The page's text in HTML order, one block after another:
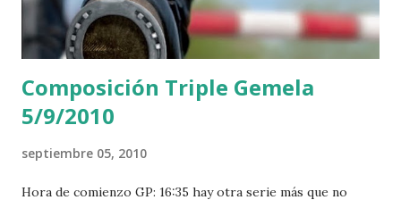
Composición Triple Gemela
5/9/2010
septiembre 05, 2010
Hora de comienzo GP: 16:35 hay otra serie más que no